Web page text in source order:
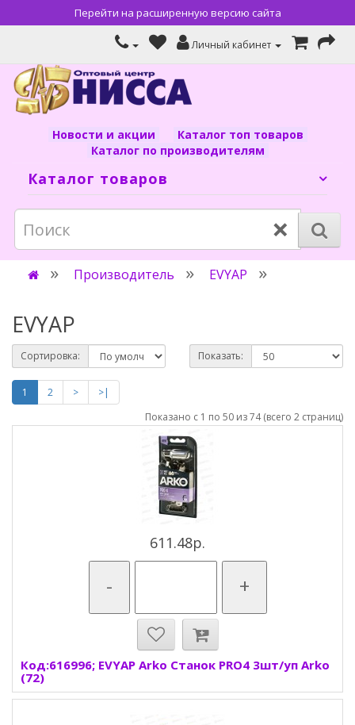
Перейти на расширенную версию сайта
Личный кабинет
Новости и акции
Каталог топ товаров
Каталог по производителям
Каталог товаров
×
Производитель EVYAP
EVYAP
Сортировка: Показать:
1 2 >
>|
Показано с 1 по 50 из 74 (всего 2 страниц)
611.48р.
- +
Код:616996; EVYAP Arko Станок PRO4 3шт/уп Arko
(72)